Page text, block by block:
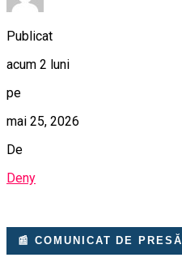
Publicat
acum 2 luni
pe
mai 25, 2026
De
Deny
📰 COMUNICAT DE PRESĂ